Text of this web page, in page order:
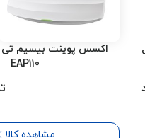
اکسس پوینت بیسیم تی
EAP110
مشاهده کالا